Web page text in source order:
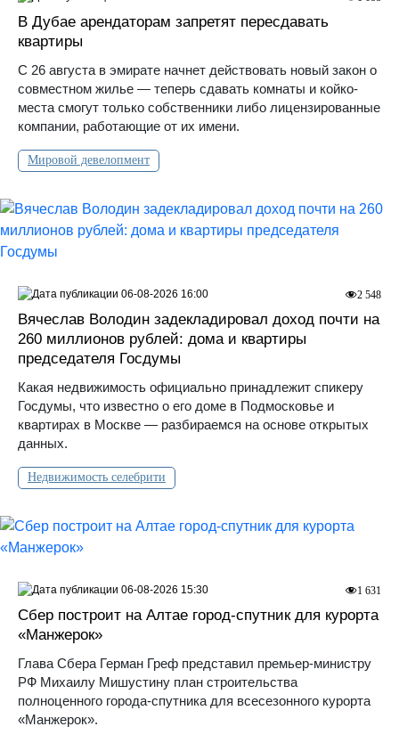
В Дубае арендаторам запретят пересдавать
квартиры
С 26 августа в эмирате начнет действовать новый закон о
совместном жилье — теперь сдавать комнаты и койко-
места смогут только собственники либо лицензированные
компании, работающие от их имени.
Мировой девелопмент
Вячеслав Володин задекладировал доход почти на
260 миллионов рублей: дома и квартиры
председателя Госдумы
Какая недвижимость официально принадлежит спикеру
Госдумы, что известно о его доме в Подмосковье и
квартирах в Москве — разбираемся на основе открытых
данных.
Недвижимость селебрити
2 548
06-08-2026 16:00
Сбер построит на Алтае город-спутник для курорта
«Манжерок»
Глава Сбера Герман Греф представил премьер-министру
РФ Михаилу Мишустину план строительства
полноценного города-спутника для всесезонного курорта
«Манжерок».
1 631
06-08-2026 15:30